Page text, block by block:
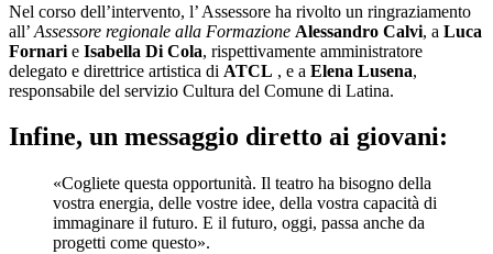
Nel corso dell’intervento, l’ Assessore ha rivolto un ringraziamento
all’ Assessore regionale alla Formazione Alessandro Calvi, a Luca
Fornari e Isabella Di Cola, rispettivamente amministratore
delegato e direttrice artistica di ATCL , e a Elena Lusena,
responsabile del servizio Cultura del Comune di Latina.
Infine, un messaggio diretto ai giovani:
«Cogliete questa opportunità. Il teatro ha bisogno della
vostra energia, delle vostre idee, della vostra capacità di
immaginare il futuro. E il futuro, oggi, passa anche da
progetti come questo».